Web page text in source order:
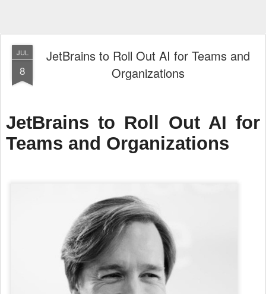
JUL
8
JetBrains to Roll Out AI for Teams and
Organizations
JetBrains to Roll Out AI for
Teams and Organizations